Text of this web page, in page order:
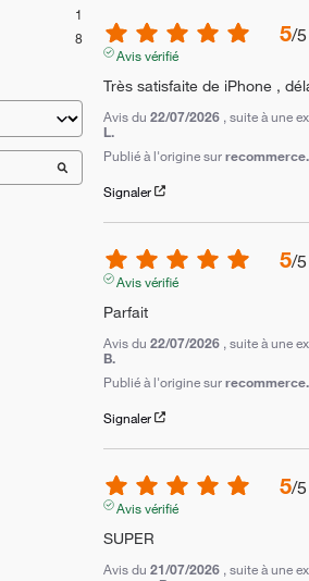
1
8 5/5
Avis vérifié
Très satisfaite de iPhone ,
Avis du 22/07/2026 , suite à une
L.
Publié à l'origine sur
Signaler
5/5
Avis vérifié
Parfait
Avis du 22/07/2026 , suite à une
B.
Publié à l'origine sur
Signaler
5/5
Avis vérifié
SUPER
Avis du 21/07/2026 , suite à une